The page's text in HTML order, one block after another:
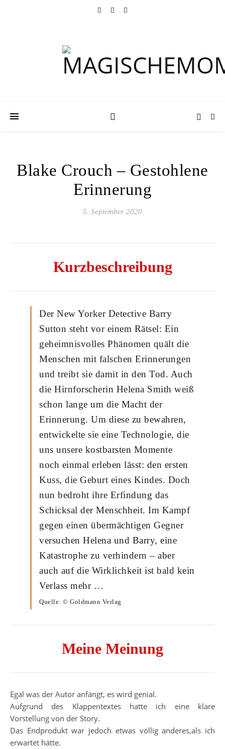
Blake Crouch – Gestohlene
Erinnerung
5. September 2020
Kurzbeschreibung
Der New Yorker Detective Barry
Sutton steht vor einem Rätsel: Ein
geheimnisvolles Phänomen quält die
Menschen mit falschen Erinnerungen
und treibt sie damit in den Tod. Auch
die Hirnforscherin Helena Smith weiß
schon lange um die Macht der
Erinnerung. Um diese zu bewahren,
entwickelte sie eine Technologie, die
uns unsere kostbarsten Momente
noch einmal erleben lässt: den ersten
Kuss, die Geburt eines Kindes. Doch
nun bedroht ihre Erfindung das
Schicksal der Menschheit. Im Kampf
gegen einen übermächtigen Gegner
versuchen Helena und Barry, eine
Katastrophe zu verhindern – aber
auch auf die Wirklichkeit ist bald kein
Verlass mehr …
Quelle: © Goldmann Verlag
Meine Meinung
Egal was der Autor anfängt, es wird genial.
Aufgrund des Klappentextes hatte ich eine klare
Vorstellung von der Story.
Das Endprodukt war jedoch etwas völlig anderes,als ich
erwartet hätte.